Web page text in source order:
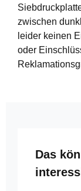
zwischen
leider keinen
oder
Das